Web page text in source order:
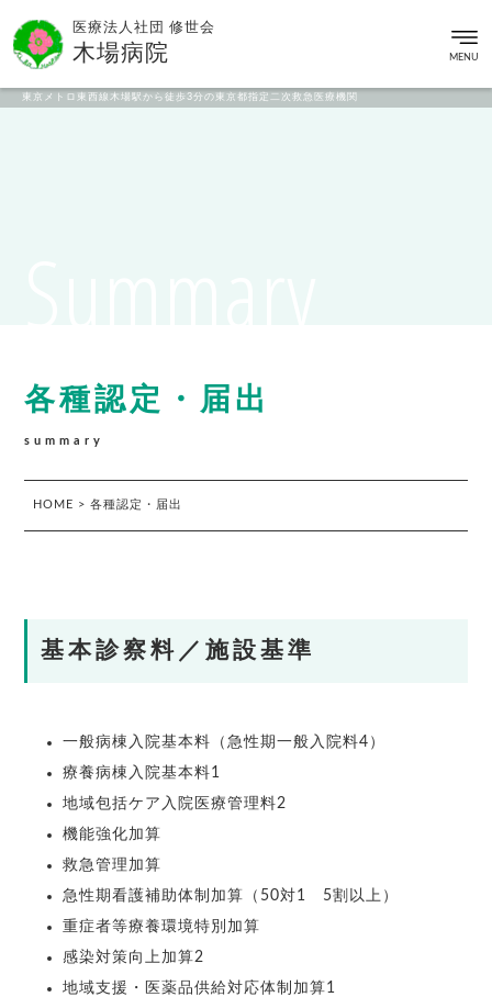
東京メトロ東西線木場駅から徒歩3分の東京都指定二次救急医療機関
医療法人社団 修世会
木場病院 MENU
各種認定・届出
summary
HOME >各種認定・届出
基本診察料／施設基準
一般病棟入院基本料（急性期一般入院料4）
療養病棟入院基本料1
地域包括ケア入院医療管理料2
機能強化加算
救急管理加算
急性期看護補助体制加算（50対1 5割以上）
重症者等療養環境特別加算
感染対策向上加算2
地域支援・医薬品供給対応体制加算1